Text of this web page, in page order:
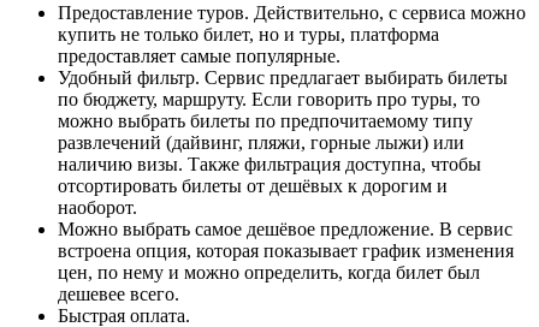
Предоставление туров. Действительно, с сервиса можно
купить не только билет, но и туры, платформа
предоставляет самые популярные.
Удобный фильтр. Сервис предлагает выбирать билеты
по бюджету, маршруту. Если говорить про туры, то
можно выбрать билеты по предпочитаемому типу
развлечений (дайвинг, пляжи, горные лыжи) или
наличию визы. Также фильтрация доступна, чтобы
отсортировать билеты от дешёвых к дорогим и
наоборот.
Можно выбрать самое дешёвое предложение. В сервис
встроена опция, которая показывает график изменения
цен, по нему и можно определить, когда билет был
дешевее всего.
Быстрая оплата.